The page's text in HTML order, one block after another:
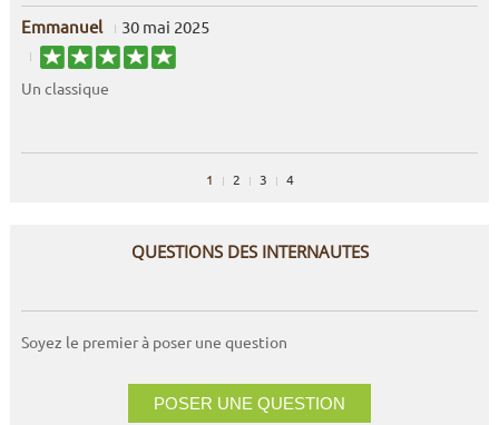
Emmanuel 30 mai 2025
Un classique
1 2 3 4
QUESTIONS DES INTERNAUTES
Soyez le premier à poser une question
POSER UNE QUESTION